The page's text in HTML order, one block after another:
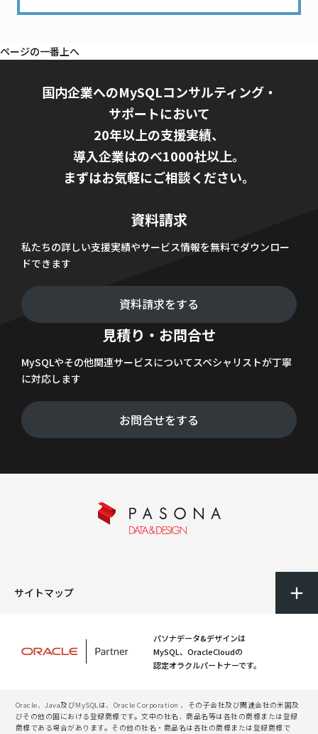
ページの一番上へ
国内企業へのMySQLコンサルティング・
サポートにおいて
20年以上の支援実績、
導入企業はのべ1000社以上。
まずはお気軽にご相談ください。
資料請求
私たちの詳しい支援実績やサービス情報を無料でダウンロー
ドできます
資料請求をする
見積り・お問合せ
MySQLやその他関連サービスについてスペシャリストが丁寧
に対応します
お問合せをする
サイトマップ
パソナデータ&デザインは
MySQL、OracleCloudの
認定オラクルパートナーです。
Oracle、Java及びMySQLは、Oracle Corporation 、その子会社及び関連会社の米国及
びその他の国における登録商標です。文中の社名、商品名等は各社の商標または登録
商標である場合があります。その他の社名・商品名は各社の商標または登録商標で